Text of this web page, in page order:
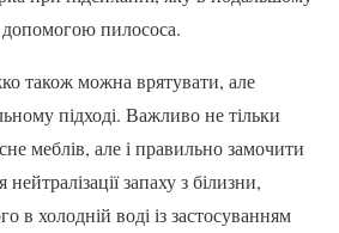
пилососа.
також можна врятувати, але
підході. Важливо не тільки
меблів, але і правильно замочити
запаху з білизни,
в холодній воді із застосуванням